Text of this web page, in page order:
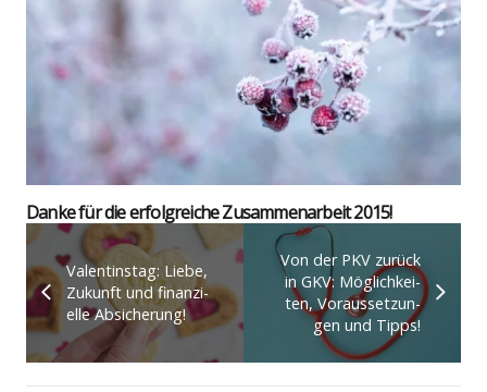
Dan­ke für die erfolg­rei­che Zusam­men­ar­beit 2015!
Valen­tins­tag: Lie­be,
Zukunft und finan­zi­
el­le Absi­che­rung!
Von der PKV zurück
in GKV: Mög­lich­kei­
ten, Vor­aus­set­zun­
gen und Tipps!